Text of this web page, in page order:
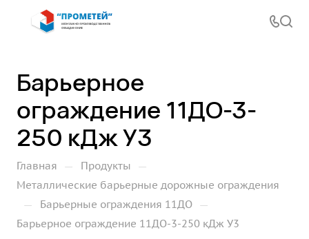
Барьерное
ограждение 11ДО-3-
250 кДж У3
Главная — Продукты —
Металлические барьерные дорожные ограждения
— Барьерные ограждения 11ДО —
Барьерное ограждение 11ДО-3-250 кДж У3